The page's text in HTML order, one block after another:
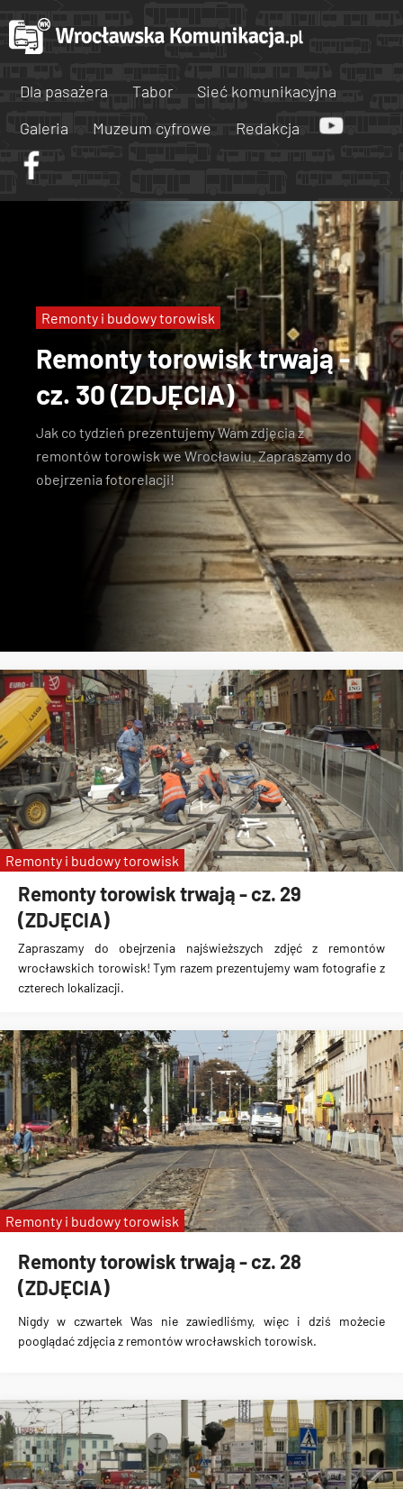
Dla pasażera Tabor
Sieć komunikacyjna
Galeria
Muzeum cyfrowe Redakcja
Remonty torowisk trwają -
cz. 30 (ZDJĘCIA)
Jak co tydzień prezentujemy Wam zdjęcia z
remontów torowisk we Wrocławiu. Zapraszamy do
obejrzenia fotorelacji!
Remonty i budowy torowisk
Remonty torowisk trwają - cz. 29
(ZDJĘCIA)
Zapraszamy do obejrzenia najświeższych zdjęć z remontów
wrocławskich torowisk! Tym razem prezentujemy wam fotografie z
czterech lokalizacji.
Remonty i budowy torowisk
Remonty torowisk trwają - cz. 28
(ZDJĘCIA)
Nigdy w czwartek Was nie zawiedliśmy, więc i dziś możecie
pooglądać zdjęcia z remontów wrocławskich torowisk.
Remonty i budowy torowisk